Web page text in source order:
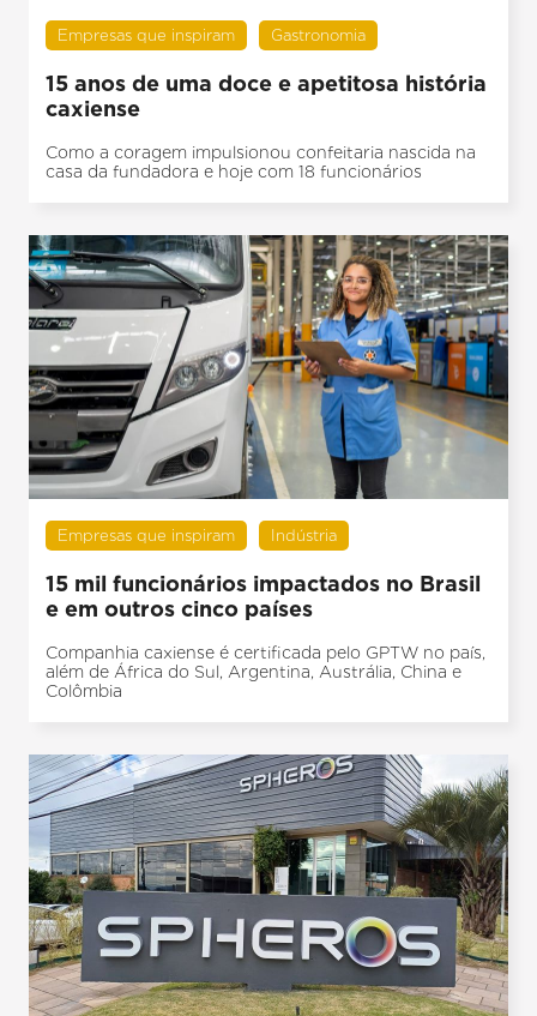
Empresas que inspiram Gastronomia
15 anos de uma doce e apetitosa história
caxiense
Como a coragem impulsionou confeitaria nascida na
casa da fundadora e hoje com 18 funcionários
Empresas que inspiram Indústria
15 mil funcionários impactados no Brasil
e em outros cinco países
Companhia caxiense é certificada pelo GPTW no país,
além de África do Sul, Argentina, Austrália, China e
Colômbia